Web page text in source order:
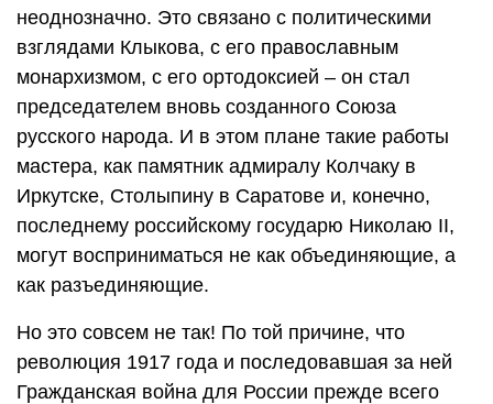
неоднозначно. Это связано с политическими
взглядами Клыкова, с его православным
монархизмом, с его ортодоксией – он стал
председателем вновь созданного Союза
русского народа. И в этом плане такие работы
мастера, как памятник адмиралу Колчаку в
Иркутске, Столыпину в Саратове и, конечно,
последнему российскому государю Николаю II,
могут восприниматься не как объединяющие, а
как разъединяющие.
Но это совсем не так! По той причине, что
революция 1917 года и последовавшая за ней
Гражданская война для России прежде всего